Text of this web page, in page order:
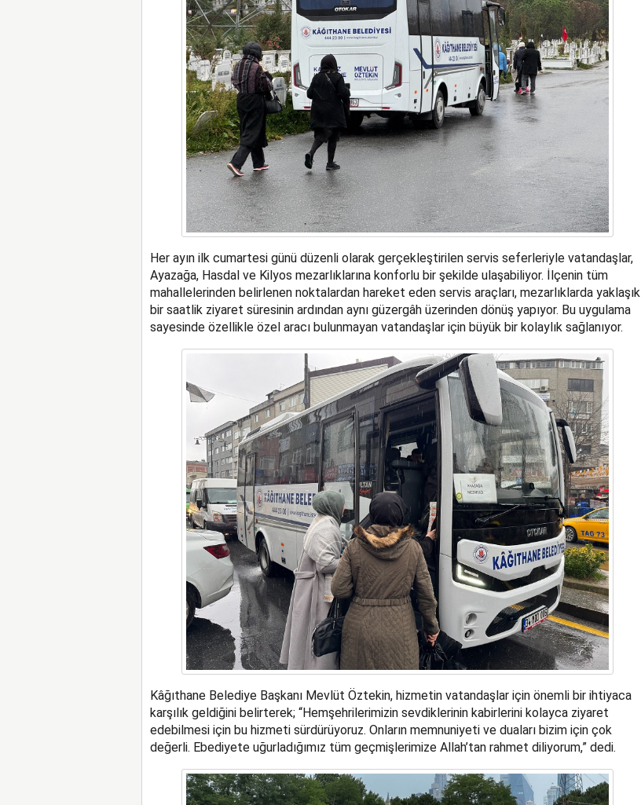
Her ayın ilk cumartesi günü düzenli olarak gerçekleştirilen servis seferleriyle vatandaşlar,
Ayazağa, Hasdal ve Kilyos mezarlıklarına konforlu bir şekilde ulaşabiliyor. İlçenin tüm
mahallelerinden belirlenen noktalardan hareket eden servis araçları, mezarlıklarda yaklaşık
bir saatlik ziyaret süresinin ardından aynı güzergâh üzerinden dönüş yapıyor. Bu uygulama
sayesinde özellikle özel aracı bulunmayan vatandaşlar için büyük bir kolaylık sağlanıyor.
Kâğıthane Belediye Başkanı Mevlüt Öztekin, hizmetin vatandaşlar için önemli bir ihtiyaca
karşılık geldiğini belirterek; “Hemşehrilerimizin sevdiklerinin kabirlerini kolayca ziyaret
edebilmesi için bu hizmeti sürdürüyoruz. Onların memnuniyeti ve duaları bizim için çok
değerli. Ebediyete uğurladığımız tüm geçmişlerimize Allah’tan rahmet diliyorum,” dedi.